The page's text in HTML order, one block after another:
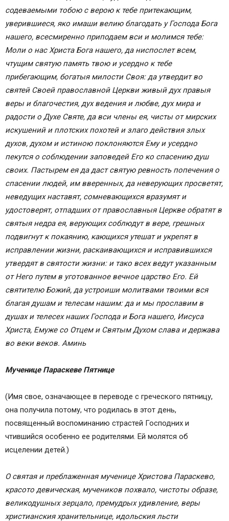
содеваемыми тобою с верою к тебе притекающим,
уверившиеся, яко имаши велию благодать у Господа Бога
нашего, всесмиренно приподаем вси и молимся тебе:
Моли о нас Христа Бога нашего, да ниспослет всем,
чтущим святую память твою и усердно к тебе
прибегающим, богатыя милости Своя: да утвердит во
святей Своей православной Церкви живый дух правыя
веры и благочестия, дух ведения и любве, дух мира и
радости о Духе Святе, да вси члены ея, чисты от мирских
искушений и плотских похотей и злаго действия злых
духов, духом и истиною поклоняются Ему и усердно
пекутся о соблюдении заповедей Его ко спасению душ
своих. Пастырем ея да даст святую ревность попечения о
спасении людей, им вверенных, да неверующих просветят,
неведущих наставят, сомневающихся вразумят и
yдocтoвepят, отпадших от православныя Церкве обратят в
святыя недра ея, верующих соблюдут в вере, грешных
подвигнут к покаянию, кающихся утешат и укрепят в
исправлении жизни, раскаивающихся и исправившихся
утвердят в святости жизни: и тако всех ведут указанным
от Него путем в уготованное вечное царство Его. Ей
святителю Божий, да устроиши молитвами твоими вся
благая душам и телесам нашим: да и мы прославим в
душах и телесех наших Господа и Бога нашего, Иисуса
Христа, Емуже со Отцем и Святым Духом слава и держава
во веки веков. Аминь
Мученице Параскеве Пятнице
(Имя свое, означающее в переводе с греческого пятницу,
она получила потому, что родилась в этот день,
посвященный воспоминанию страстей Господних и
чтившийся особенно ее родителями. Ей молятся об
исцелении детей.)
О святая и преблаженная мученице Христова Параскево,
красото девическая, мучеников похвало, чистоты образе,
великодушных зерцало, премудрых удивление, веры
христианския хранительнице, идольския льсти